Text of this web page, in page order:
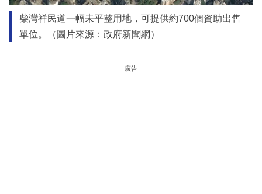
柴灣祥民道一幅未平整用地，可提供約700個資助出售
單位。（圖片來源：政府新聞網）
廣告